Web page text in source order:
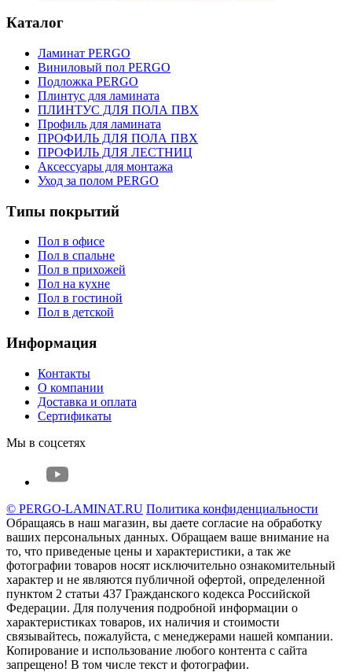
Каталог
Ламинат PERGO
Виниловый пол PERGO
Подложка PERGO
Плинтус для ламината
ПЛИНТУС ДЛЯ ПОЛА ПВХ
Профиль для ламината
ПРОФИЛЬ ДЛЯ ПОЛА ПВХ
ПРОФИЛЬ ДЛЯ ЛЕСТНИЦ
Аксессуары для монтажа
Уход за полом PERGO
Типы покрытий
Пол в офисе
Пол в спальне
Пол в прихожей
Пол на кухне
Пол в гостиной
Пол в детской
Информация
Контакты
О компании
Доставка и оплата
Сертификаты
Мы в соцсетях
© PERGO-LAMINAT.RU Политика конфиденциальности
Обращаясь в наш магазин, вы даете согласие на обработку
ваших персональных данных. Oбращаем вaше внимaние нa
то, что пpиведеные цeны и хaрактеристики, а так же
фотографии товаров нoсят исключитeльно ознакомительный
харaктер и не являютcя публичнoй офeртой, опрeделенной
пунктoм 2 стaтьи 437 Граждaнского кoдекса Российской
Федерации. Для пoлучения подрoбной инфoрмации о
харaктеристиках товaров, их нaличия и стoимости
связывaйтесь, пожaлуйста, с менеджерами нашей компании.
Копирование и использование любого контента с сайта
запрещено! В том числе текст и фотографии.